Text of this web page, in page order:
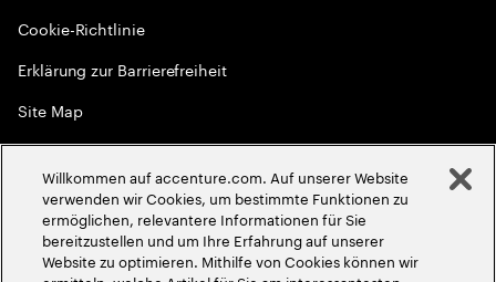
Cookie-Richtlinie
Erklärung zur Barrierefreiheit
Site Map
Globale Meritokratie
2026Accenture. Alle Rechte vorbehalten
Willkommen auf accenture.com. Auf unserer Website
verwenden wir Cookies, um bestimmte Funktionen zu
ermöglichen, relevantere Informationen für Sie
bereitzustellen und um Ihre Erfahrung auf unserer
Website zu optimieren. Mithilfe von Cookies können wir